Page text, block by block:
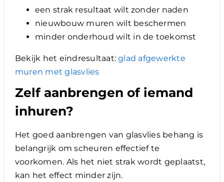
een strak resultaat wilt zonder naden
nieuwbouw muren wilt beschermen
minder onderhoud wilt in de toekomst
Bekijk het eindresultaat:glad afgewerkte
muren met glasvlies
Zelf aanbrengen of iemand
inhuren?
Het goed aanbrengen van glasvlies behang is
belangrijk om scheuren effectief te
voorkomen. Als het niet strak wordt geplaatst,
kan het effect minder zijn.